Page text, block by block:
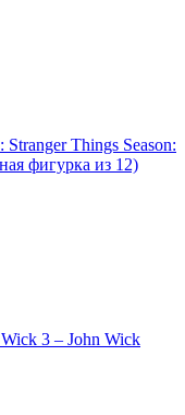
Things Season:
фигурка из 12)
3 – John Wick